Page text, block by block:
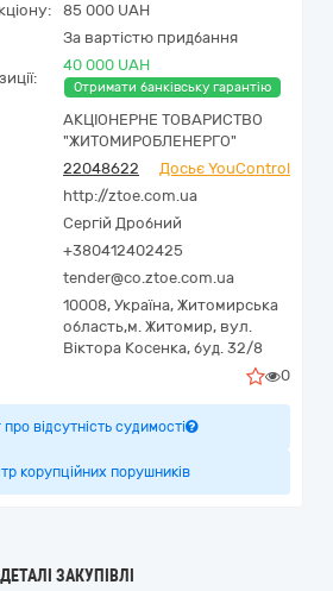
85 000 UAH
За вартістю придбання
40 000 UAH
Отримати банківську гарантію
АКЦІОНЕРНЕ ТОВАРИСТВО
"ЖИТОМИРОБЛЕНЕРГО"
22048622
Досьє YouControl
http://ztoe.com.ua
Сергій Дробний
+380412402425
tender@co.ztoe.com.ua
10008, Україна, Житомирська
область,м. Житомир, вул.
Віктора Косенка, буд. 32/8
0
відсутність судимості
корупційних порушників
ДЕТАЛІ ЗАКУПІВЛІ